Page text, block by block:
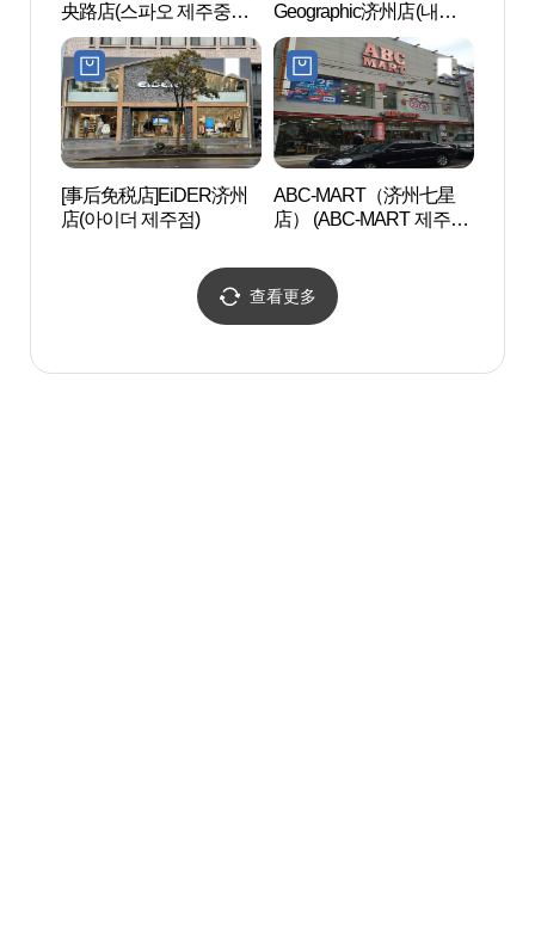
央路店(스파오 제주중앙
로점)
Geographic济州店(내셔널
지오그래픽키즈 제주점)
[事后免税店]EiDER济州
店(아이더 제주점)
ABC-MART（济州七星
店） (ABC-MART 제주칠
查看更多